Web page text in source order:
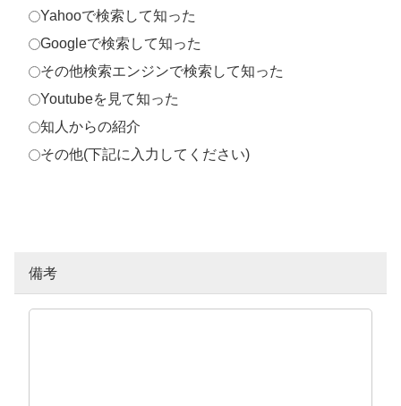
Yahooで検索して知った
Googleで検索して知った
その他検索エンジンで検索して知った
Youtubeを見て知った
知人からの紹介
その他(下記に入力してください)
備考